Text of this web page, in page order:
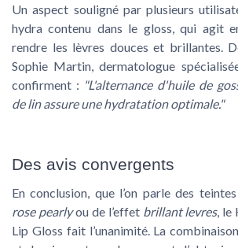
Un aspect souligné par plusieurs
hydra contenu dans le gloss, qui agit
rendre les lèvres douces et brillantes.
Sophie Martin, dermatologue
confirment : "L'alternance d'huile de
de lin assure une hydratation optimale."
Des avis convergents
En conclusion, que l’on parle des
rose pearlyou de l’effet brillant levres, le
Lip Gloss fait l’unanimité. La